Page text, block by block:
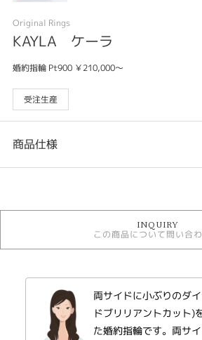
Original Rings
KAYLA ケーラ
婚約指輪 Pt900 ￥210,000～
受注生産
商品仕様
婚約指輪
Original Rings ＞ Original Rings 婚約指輪
婚約指輪 エレガント
Original Rings
デザインテイスト
婚約指輪 エレガント
INQUIRY
この商品について問い合
両サイドに小ぶりのダ
ドブリリアントカット)
た婚約指輪です。両サ